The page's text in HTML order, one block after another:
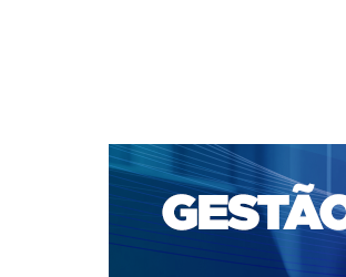
CAPA SOBRE ACESSO
PORTAL DE REVISTAS DA UNIFACS
PARA SUBMISSÃO DE ARTIGOS
Capa v. 20, jan./dez. 2019>